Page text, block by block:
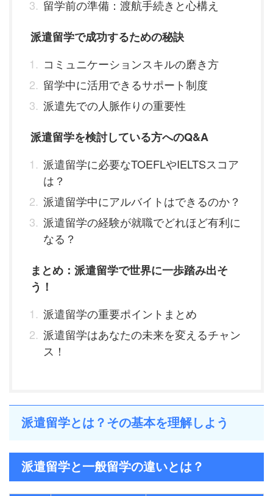
留学前の準備：渡航手続きと心構え
派遣留学で成功するための秘訣
コミュニケーションスキルの磨き方
留学中に活用できるサポート制度
派遣先での人脈作りの重要性
派遣留学を検討している方へのQ&A
派遣留学に必要なTOEFLやIELTSスコア
は？
派遣留学中にアルバイトはできるのか？
派遣留学の経験が就職でどれほど有利に
なる？
まとめ：派遣留学で世界に一歩踏み出そ
う！
派遣留学の重要ポイントまとめ
派遣留学はあなたの未来を変えるチャン
ス！
派遣留学とは？その基本を理解しよう
派遣留学と一般留学の違いとは？